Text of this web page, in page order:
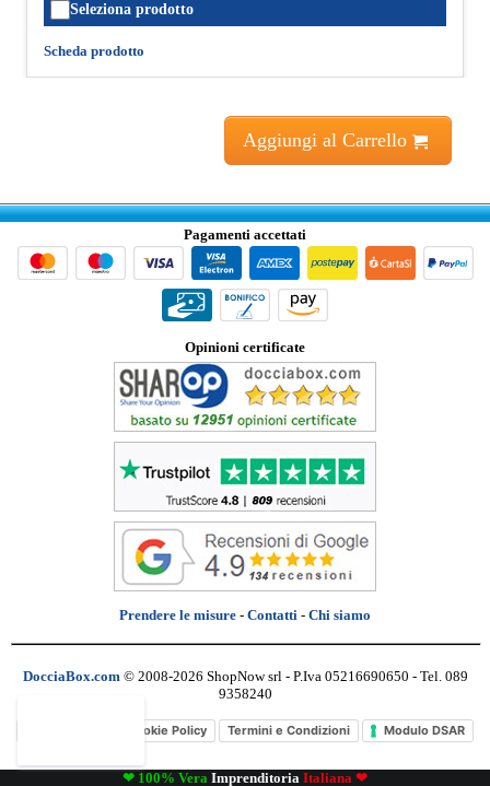
Seleziona prodotto
Scheda prodotto
Aggiungi al Carrello
Pagamenti accettati
Opinioni certificate
Prendere le misure - Contatti - Chi siamo
DocciaBox.com © 2008-2026 ShopNow srl - P.Iva 05216690650 - Tel. 089
9358240
Cookie Policy Termini e Condizioni Modulo DSAR
❤ 100% Vera Imprenditoria Italiana ❤